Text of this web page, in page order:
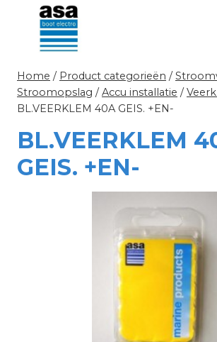
Doorgaan
inhoud
Home / Product categorieën /
Stroomopslag / Accu installatie /
BL.VEERKLEM 40A GEIS. +EN-
BL.VEERKLEM
GEIS. +EN-